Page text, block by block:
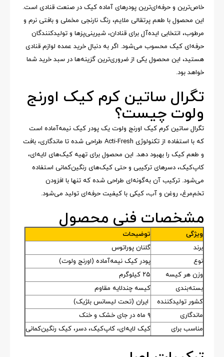
خاص‌ترین و حرفه‌ای‌ترین پودرهای آماده کیک در صنعت قنادی است.
این محصول با طعم پرتقالی ملایم، رنگ نارنجی مخملی و بافتی نرم و
مرطوب، انتخابی ایده‌آل برای قنادان، شیرینی‌پزها و تولیدکنندگان
حرفه‌ای کیک محسوب می‌شود. اگر به دنبال خرید عمده لوازم قنادی
هستید، این محصول یکی از ضروری‌ترین گزینه‌ها در سبد خرید شما
خواهد بود.
تگرال ساتین کرم کیک اورنج
ولوت چیست؟
تگرال ساتین کرم کیک اورنج ولوت یک پودر کیک نیمه‌آماده است
که با استفاده از تکنولوژی Acti-Fresh طراحی شده تا ماندگاری، بافت
و طعم کیک را بهبود دهد. این محصول برای تهیه کیک‌های لایه‌ای،
کاپ‌کیک، دسرهای ترکیبی و حتی کیک‌های رنگین‌کمانی استفاده
می‌شود. ترکیب آن به‌گونه‌ای طراحی شده که تنها با افزودن
تخم‌مرغ، روغن و آب، کیکی با کیفیت حرفه‌ای تولید می‌شود.
مشخصات فنی محصول
ویژگی
توضیحات
برند
گلنان پوراتوس
نوع
پودر کیک نیمه‌آماده (اورنج ولوت)
وزن هر کیسه
۲۵ کیلوگرم
بسته‌بندی
کیسه چندلایه مقاوم
کشور تولیدکننده
ایران (تحت لیسانس بلژیک)
ماندگاری
۹ ماه در جای خشک و خنک
مناسب برای
کیک لایه‌ای، کاپ‌کیک، دسر، کیک رنگین‌کمانی